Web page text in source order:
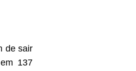
de sair
137